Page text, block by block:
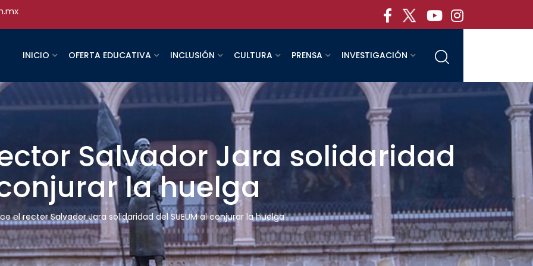
INICIO OFERTA EDUCATIVA INCLUSIÓN CULTURA PRENSA INVESTIGACIÓN
Salvador Jara solidaridad
la huelga
el rector Salvador Jara solidaridad del SUEUM al conjurar la huelga